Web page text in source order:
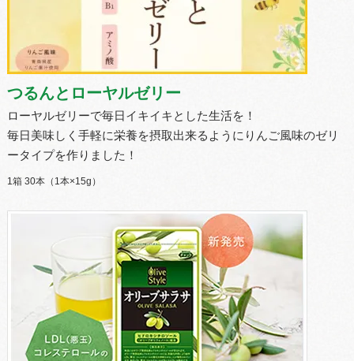
つるんとローヤルゼリー
ローヤルゼリーで毎日イキイキとした生活を！
毎日美味しく手軽に栄養を摂取出来るようにりんご風味のゼリ
ータイプを作りました！
1箱 30本（1本×15g）